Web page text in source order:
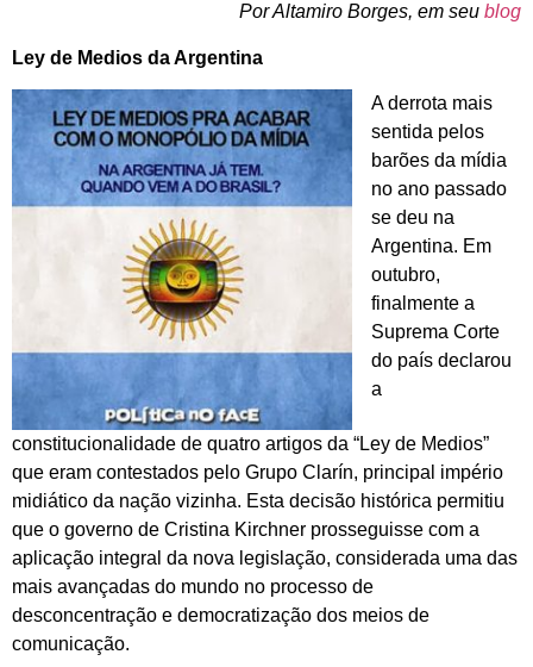
Por Altamiro Borges, em seu blog
Ley de Medios da Argentina
A derrota mais
sentida pelos
barões da mídia
no ano passado
se deu na
Argentina. Em
outubro,
finalmente a
Suprema Corte
do país declarou
a
constitucionalidade de quatro artigos da “Ley de Medios”
que eram contestados pelo Grupo Clarín, principal império
midiático da nação vizinha. Esta decisão histórica permitiu
que o governo de Cristina Kirchner prosseguisse com a
aplicação integral da nova legislação, considerada uma das
mais avançadas do mundo no processo de
desconcentração e democratização dos meios de
comunicação.